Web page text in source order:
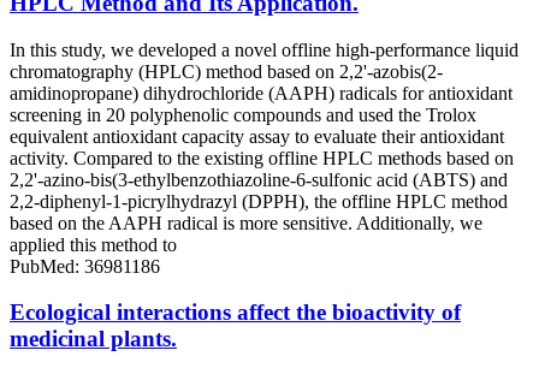
In this study, we developed a novel offline high-performance liquid
chromatography (HPLC) method based on 2,2'-azobis(2-
amidinopropane) dihydrochloride (AAPH) radicals for antioxidant
screening in 20 polyphenolic compounds and used the Trolox
equivalent antioxidant capacity assay to evaluate their antioxidant
activity. Compared to the existing offline HPLC methods based on
2,2'-azino-bis(3-ethylbenzothiazoline-6-sulfonic acid (ABTS) and
2,2-diphenyl-1-picrylhydrazyl (DPPH), the offline HPLC method
based on the AAPH radical is more sensitive. Additionally, we
applied this method to
PubMed: 36981186
Ecological interactions affect the bioactivity of
medicinal plants.